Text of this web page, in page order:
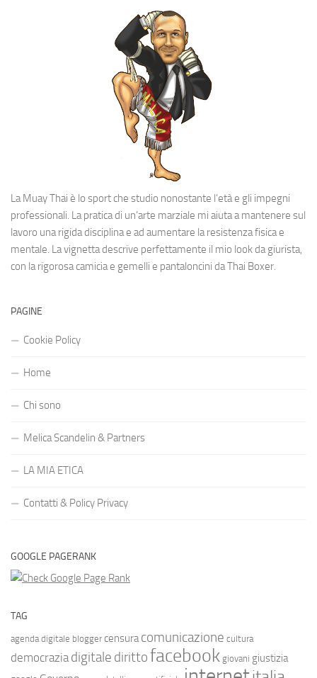
La Muay Thai è lo sport che studio nonostante l’età e gli impegni
professionali. La pratica di un’arte marziale mi aiuta a mantenere sul
lavoro una rigida disciplina e ad aumentare la resistenza fisica e
mentale. La vignetta descrive perfettamente il mio look da giurista,
con la rigorosa camicia e gemelli e pantaloncini da Thai Boxer.
PAGINE
Cookie Policy
Home
Chi sono
Melica Scandelin & Partners
LA MIA ETICA
Contatti & Policy Privacy
GOOGLE PAGERANK
TAG
agenda digitale blogger censura comunicazione cultura
democrazia digitale dirittofacebook giovani giustizia